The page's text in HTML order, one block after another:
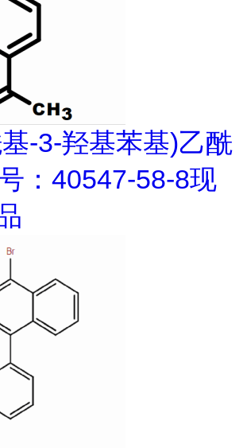
-3-羟基苯基)乙酰
：40547-58-8现